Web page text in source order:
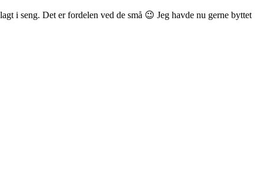
i seng. Det er fordelen ved de små 😉 Jeg havde nu gerne byttet